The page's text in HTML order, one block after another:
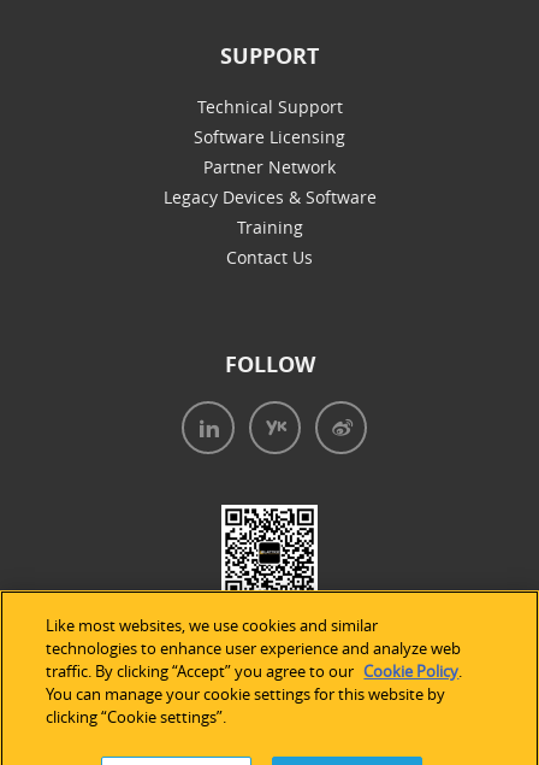
SUPPORT
Technical Support
Software Licensing
Partner Network
Legacy Devices & Software
Training
Contact Us
FOLLOW
法律声明 隐私条款
Like most websites, we use cookies and similar
technologies to enhance user experience and analyze web
traffic. By clicking “Accept” you agree to our Cookie Policy.
You can manage your cookie settings for this website by
clicking “Cookie settings”.